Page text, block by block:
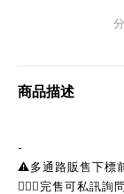
商品描述
-
⚠️多通路販售下標
🙋🏼‍♀完售可私訊詢